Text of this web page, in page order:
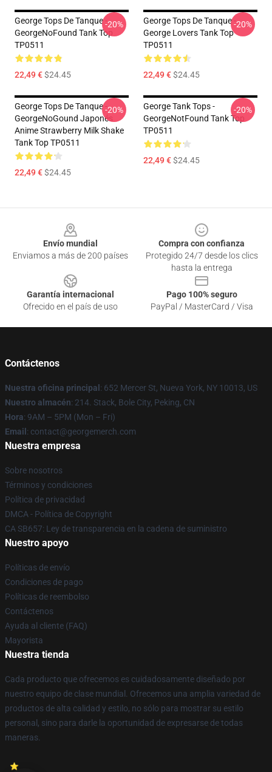
George Tops De Tanque -
GeorgeNoFound Tank Top
TP0511
22,49 €$24.45
-20%
George Tops De Tanque -
George Lovers Tank Top
TP0511
22,49 €$24.45
-20%
George Tops De Tanque -
GeorgeNoGound Japonés
Anime Strawberry Milk Shake
Tank Top TP0511
22,49 €$24.45
-20%
George Tank Tops -
GeorgeNotFound Tank Top
TP0511
22,49 €$24.45
-20%
Envío mundial
Enviamos a más de 200 países
Compra con confianza
Protegido 24/7 desde los clics
hasta la entrega
Garantía internacional
Ofrecido en el país de uso
Pago 100% seguro
PayPal / MasterCard / Visa
Contáctenos
Nuestra oficina principal : 652 Mercer St, Nueva York, NY 10013, US
Nuestro almacén: 214. Stack, Bole City, Peking, CN
Hora: 9AM – 5PM (Mon – Fri)
Email : contact@georgemerch.com
Nuestra empresa
Sobre nosotros
Términos y condiciones
Política de privacidad
DMCA - Política de Copyright
CA SB657: Ley de transparencia en la cadena de suministro
Nuestro apoyo
Políticas de envío
Condiciones de pago
Políticas de reembolso
Contáctenos
Ayuda al cliente (FAQ)
Mayorista
Nuestra tienda
Cada producto que ofrecemos es cuidadosamente diseñado por
nuestro equipo de clase mundial. Ofrecemos una amplia variedad de
productos de alta calidad y estilo, no sólo para mostrar su estilo
personal, sino para darle la oportunidad de expresarse de todas
maneras.